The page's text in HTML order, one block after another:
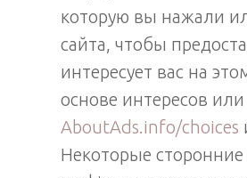
которую вы нажали
сайта, чтобы
интересует вас на
основе интересов
AboutAds.info/choices
Некоторые